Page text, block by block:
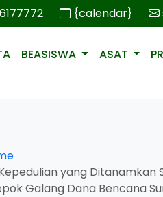
{calendar}
BEASISWA ASAT
yang Ditanamkan
Galang Dana Bencana